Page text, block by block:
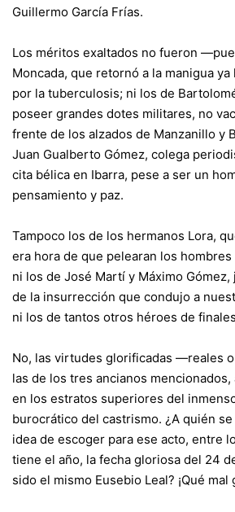
Guillermo García Frías.
Los méritos exaltados no fueron
Moncada, que retornó a la manigua
por la tuberculosis; ni los de
poseer grandes dotes militares, no
frente de los alzados de Manzanillo y
Juan Gualberto Gómez, colega
cita bélica en Ibarra, pese a ser un
pensamiento y paz.
Tampoco los de los hermanos Lora,
era hora de que pelearan los
ni los de José Martí y Máximo
de la insurrección que condujo a
ni los de tantos otros héroes de
No, las virtudes glorificadas —reales
las de los tres ancianos
en los estratos superiores del
burocrático del castrismo. ¿A quién
idea de escoger para ese acto, entre
tiene el año, la fecha gloriosa del 24
sido el mismo Eusebio Leal? ¡Qué mal